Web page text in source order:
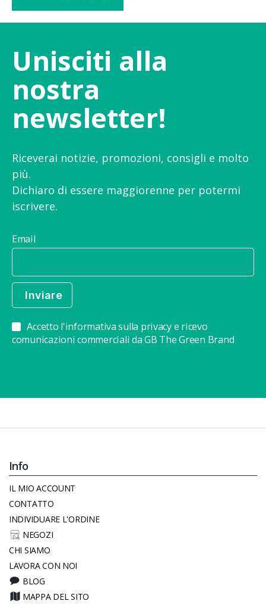
Unisciti alla
nostra
newsletter!
Riceverai notizie, promozioni, consigli e molto
più.
Dichiaro di essere maggiorenne per potermi
iscrivere.
Email
Accetto l'informativa sulla privacy e ricevo
comunicazioni commerciali da GB The Green Brand
Info
IL MIO ACCOUNT
CONTATTO
INDIVIDUARE L'ORDINE
NEGOZI
CHI SIAMO
LAVORA CON NOI
BLOG
MAPPA DEL SITO